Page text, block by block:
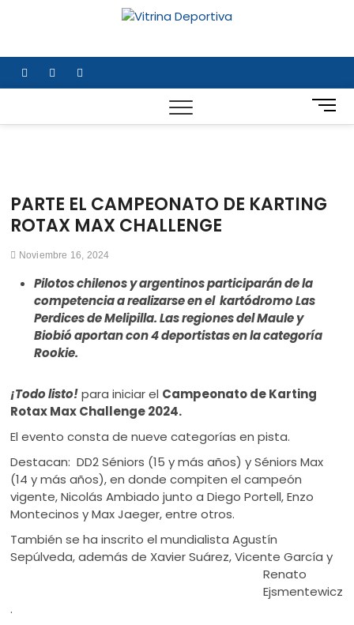
INTERNACIONAL
facebooktwitterinstagram
B
o
e
PARTE EL CAMPEONATO DE KARTING
ROTAX MAX CHALLENGE
Noviembre 16, 2024
Pilotos chilenos y argentinos participarán de la
competencia a realizarse en el kartódromo Las
Perdices de Melipilla. Las regiones del Maule y
Biobió aportan con 4 deportistas en la categoría
Rookie.
¡Todo listo!para iniciar el Campeonato de Karting
Rotax Max Challenge 2024.
El evento consta de nueve categorías en pista.
Destacan: DD2 Séniors (15 y más años) y Séniors Max
(14 y más años), en donde compiten el campeón
vigente, Nicolás Ambiado junto a Diego Portell, Enzo
Montecinos y Max Jaeger, entre otros.
También se ha inscrito el mundialista Agustín
Sepúlveda, además de Xavier Suárez,Vicente García y
Renato
Ejsmentewicz
.